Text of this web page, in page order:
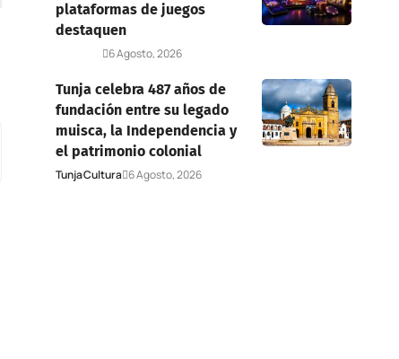
plataformas de juegos
destaquen
6 Agosto, 2026
Tunja celebra 487 años de
fundación entre su legado
muisca, la Independencia y
el patrimonio colonial
TunjaCultura 6 Agosto, 2026